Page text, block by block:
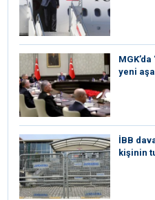
yeni
İBB
kişinin